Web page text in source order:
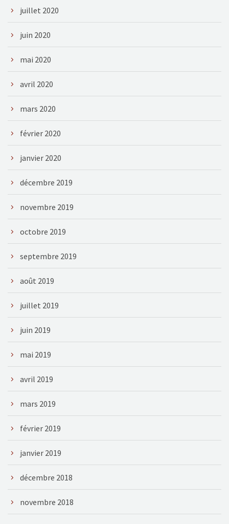
juillet 2020
juin 2020
mai 2020
avril 2020
mars 2020
février 2020
janvier 2020
décembre 2019
novembre 2019
octobre 2019
septembre 2019
août 2019
juillet 2019
juin 2019
mai 2019
avril 2019
mars 2019
février 2019
janvier 2019
décembre 2018
novembre 2018